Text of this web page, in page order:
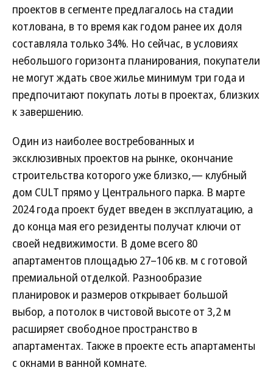
проектов в сегменте предлагалось на стадии
котлована, в то время как годом ранее их доля
составляла только 34%. Но сейчас, в условиях
небольшого горизонта планирования, покупатели
не могут ждать свое жилье минимум три года и
предпочитают покупать лоты в проектах, близких
к завершению.
Один из наиболее востребованных и
эксклюзивных проектов на рынке, окончание
строительства которого уже близко,— клубный
дом CULT прямо у Центрального парка. В марте
2024 года проект будет введен в эксплуатацию, а
до конца мая его резиденты получат ключи от
своей недвижимости. В доме всего 80
апартаментов площадью 27–106 кв. м с готовой
премиальной отделкой. Разнообразие
планировок и размеров открывает большой
выбор, а потолок в чистовой высоте от 3,2 м
расширяет свободное пространство в
апартаментах. Также в проекте есть апартаменты
с окнами в ванной комнате.